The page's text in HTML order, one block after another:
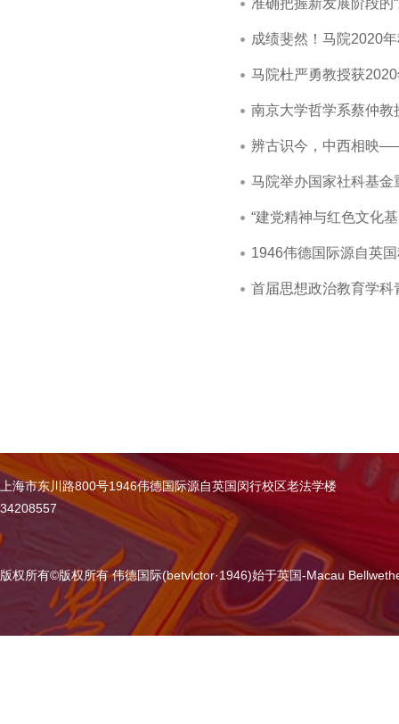
准确把握新发展阶段的
成绩斐然！马院2020
马院杜严勇教授获
南京大学哲学系蔡仲教
辨古识今，中西相映
马院举办国家社科基
“建党精神与红色文化
1946伟德国际源自英
首届思想政治教育学
上海市东川路800号1946伟德国际源自英国闵行校区老法学楼
34208557
版权所有©版权所有 伟德国际(betvlctor·1946)始于英国-Macau